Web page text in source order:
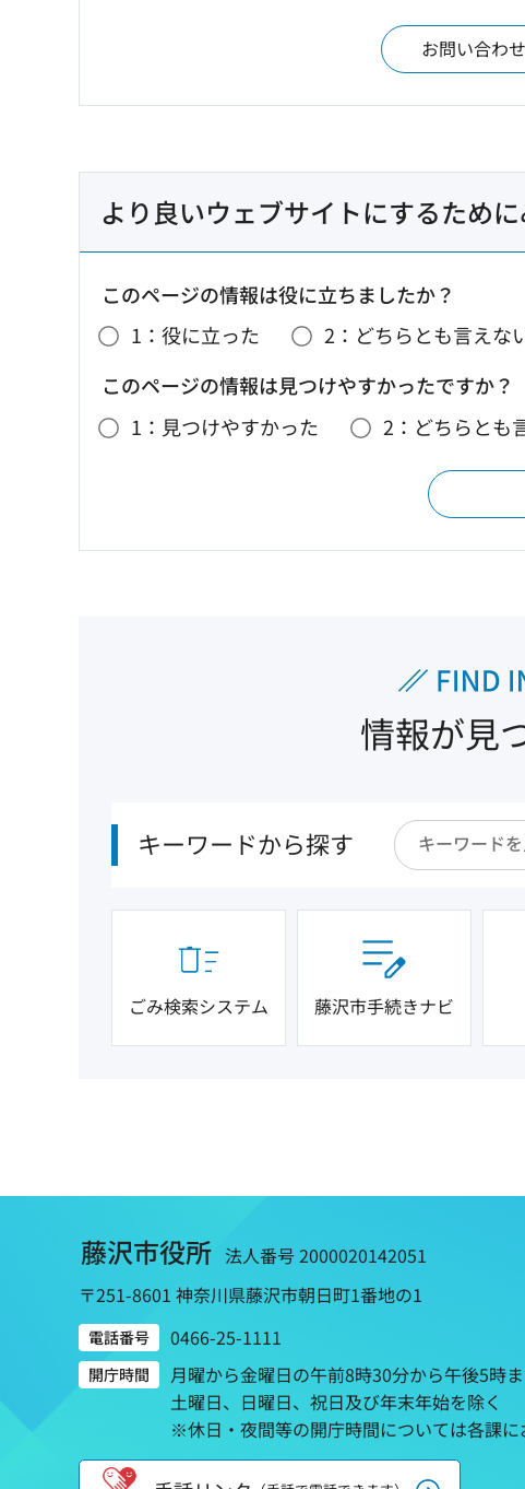
お問い合わ
より良いウェブサイトにするため
このページの情報は役に立ちましたか？
1：役に立った
2：どちらとも言えな
このページの情報は見つけやすかったですか？
1：見つけやすかった
2：どちらとも
情報が見
キーワードから探す
ごみ検索システム 藤沢市手続きナビ
藤沢市役所 法人番号 2000020142051
〒251-8601 神奈川県藤沢市朝日町1番地の1
電話番号 0466-25-1111
開庁時間
月曜から金曜日の午前8時30分から午後5時
土曜日、日曜日、祝日及び年末年始を除く
※休日・夜間等の開庁時間については各課に